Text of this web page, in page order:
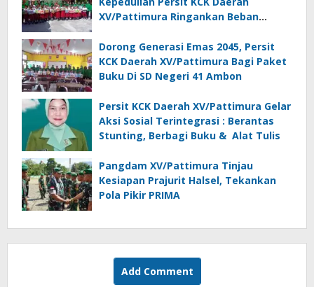
XV/Pattimura Ringankan Beban
Dorong Generasi Emas 2045, Persit
KCK Daerah XV/Pattimura Bagi Paket
Buku Di SD Negeri 41 Ambon
Persit KCK Daerah XV/Pattimura Gelar
Aksi Sosial Terintegrasi : Berantas
Stunting, Berbagi Buku & Alat Tulis
Pangdam XV/Pattimura Tinjau
Kesiapan Prajurit Halsel, Tekankan
Pola Pikir PRIMA
Add Comment